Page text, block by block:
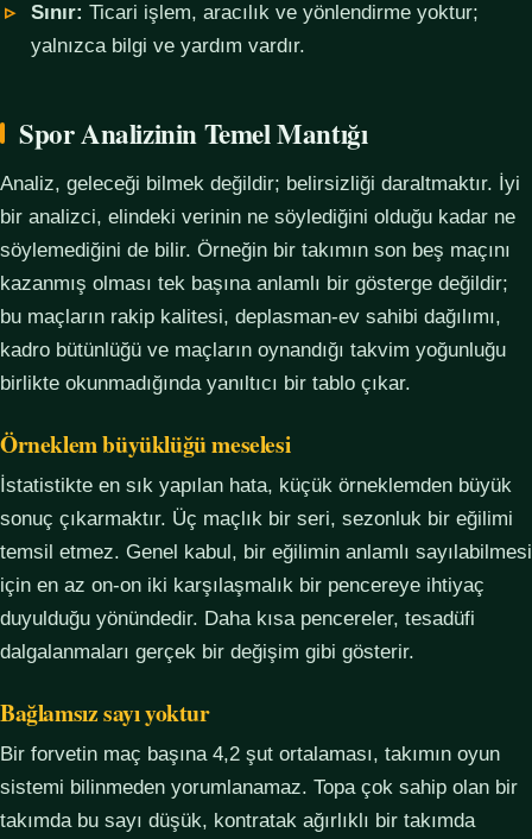
Sınır: Ticari işlem, aracılık ve yönlendirme yoktur;
yalnızca bilgi ve yardım vardır.
Spor Analizinin Temel Mantığı
Analiz, geleceği bilmek değildir; belirsizliği daraltmaktır. İyi
bir analizci, elindeki verinin ne söylediğini olduğu kadar ne
söylemediğini de bilir. Örneğin bir takımın son beş maçını
kazanmış olması tek başına anlamlı bir gösterge değildir;
bu maçların rakip kalitesi, deplasman-ev sahibi dağılımı,
kadro bütünlüğü ve maçların oynandığı takvim yoğunluğu
birlikte okunmadığında yanıltıcı bir tablo çıkar.
Örneklem büyüklüğü meselesi
İstatistikte en sık yapılan hata, küçük örneklemden büyük
sonuç çıkarmaktır. Üç maçlık bir seri, sezonluk bir eğilimi
temsil etmez. Genel kabul, bir eğilimin anlamlı sayılabilmesi
için en az on-on iki karşılaşmalık bir pencereye ihtiyaç
duyulduğu yönündedir. Daha kısa pencereler, tesadüfi
dalgalanmaları gerçek bir değişim gibi gösterir.
Bağlamsız sayı yoktur
Bir forvetin maç başına 4,2 şut ortalaması, takımın oyun
sistemi bilinmeden yorumlanamaz. Topa çok sahip olan bir
takımda bu sayı düşük, kontratak ağırlıklı bir takımda